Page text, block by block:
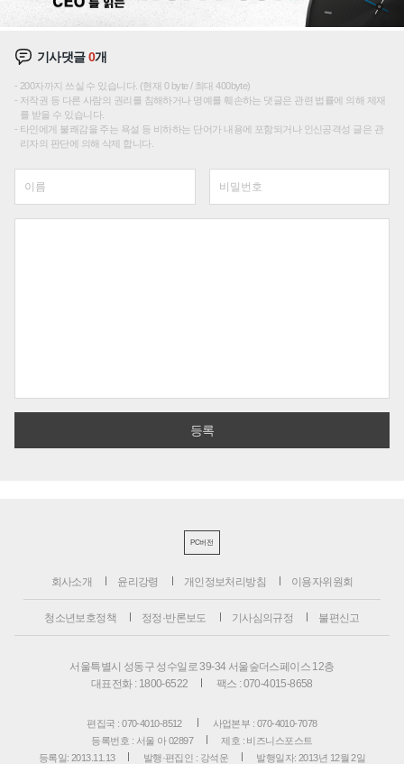
기사댓글0개
200자까지 쓰실 수 있습니다. (현재 0 byte / 최대 400byte)
저작권 등 다른 사람의 권리를 침해하거나 명예를 훼손하는 댓글은 관련 법률에 의해 제재
를 받을 수 있습니다.
타인에게 불쾌감을 주는 욕설 등 비하하는 단어가 내용에 포함되거나 인신공격성 글은 관
리자의 판단에 의해 삭제 합니다.
PC버전
회사소개 윤리강령 개인정보처리방침 이용자위원회
청소년보호정책 정정·반론보도 기사심의규정 불편신고
서울특별시 성동구 성수일로 39-34 서울숲더스페이스 12층
대표전화 : 1800-6522
팩스 : 070-4015-8658
편집국 : 070-4010-8512
사업본부 : 070-4010-7078
등록번호 : 서울 아 02897
제호 : 비즈니스포스트
등록일: 2013.11.13
발행·편집인 : 강석운 발행일자: 2013년 12월 2일